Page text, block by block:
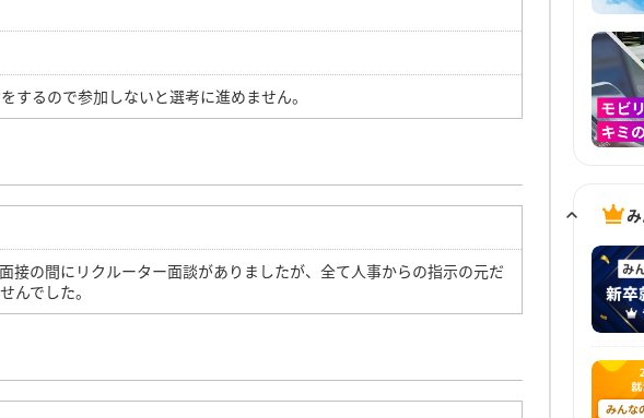
するので参加しないと選考に進めません。
接の間にリクルーター面談がありましたが、全て人事からの指示の元だ
んでした。